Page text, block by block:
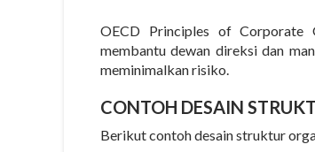
OECD Principles of Corporate
membantu dewan direksi dan
meminimalkan risiko.
CONTOH DESAIN
Berikut contoh desain struktur